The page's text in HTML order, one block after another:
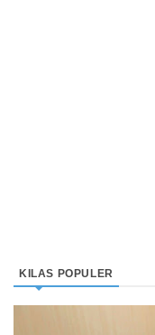
KILAS POPULER